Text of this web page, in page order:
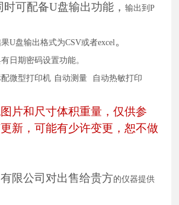
时可配备U盘输出功能 ，输出到P
果U盘输出格式为CSV或者excel 。
有日期密码设置功能。
配微型打印机 自动测量 自动热敏打印
片和尺寸体积重量，仅供参
新，可能有少许变更，恕不做
限公司对出售给贵方的仪器提供